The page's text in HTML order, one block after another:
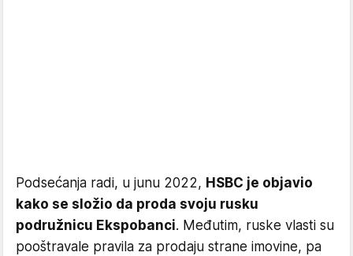
Podsećanja radi, u junu 2022, HSBC je objavio
kako se složio da proda svoju rusku
podružnicu Ekspobanci. Međutim, ruske vlasti su
pooštravale pravila za prodaju strane imovine, pa